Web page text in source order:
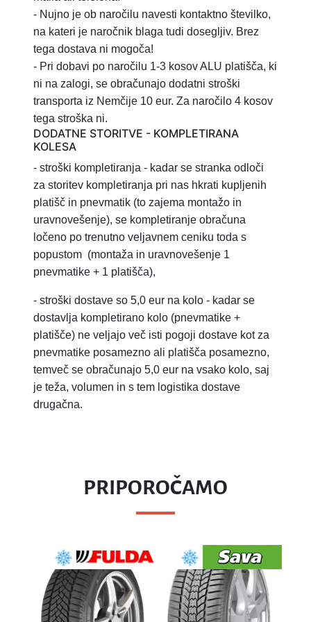
- Nujno je ob naročilu navesti kontaktno številko,
na kateri je naročnik blaga tudi dosegljiv. Brez
tega dostava ni mogoča!
- Pri dobavi po naročilu 1-3 kosov ALU platišča, ki
ni na zalogi, se obračunajo dodatni stroški
transporta iz Nemčije 10 eur. Za naročilo 4 kosov
tega stroška ni.
DODATNE STORITVE - KOMPLETIRANA
KOLESA
- stroški kompletiranja - kadar se stranka odloči
za storitev kompletiranja pri nas hkrati kupljenih
platišč in pnevmatik (to zajema montažo in
uravnovešenje), se kompletiranje obračuna
ločeno po trenutno veljavnem ceniku toda s
popustom (montaža in uravnovešenje 1
pnevmatike + 1 platišča),
- stroški dostave so 5,0 eur na kolo - kadar se
dostavlja kompletirano kolo (pnevmatike +
platišče) ne veljajo več isti pogoji dostave kot za
pnevmatike posamezno ali platišča posamezno,
temveč se obračunajo 5,0 eur na vsako kolo, saj
je teža, volumen in s tem logistika dostave
drugačna.
PRIPOROČAMO